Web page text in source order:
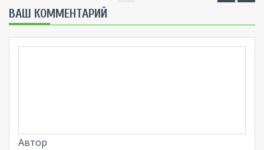
ВАШ КОММЕНТАРИЙ
Автор